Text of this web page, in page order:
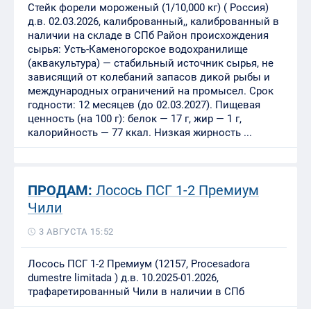
Стейк форели мороженый (1/10,000 кг) ( Россия)
д.в. 02.03.2026, калиброванный,, калиброванный в
наличии на складе в СПб Район происхождения
сырья: Усть‑Каменогорское водохранилище
(аквакультура) — стабильный источник сырья, не
зависящий от колебаний запасов дикой рыбы и
международных ограничений на промысел. Срок
годности: 12 месяцев (до 02.03.2027). Пищевая
ценность (на 100 г): белок — 17 г, жир — 1 г,
калорийность — 77 ккал. Низкая жирность ...
ПРОДАМ: Лосось ПСГ 1-2 Премиум
Чили
3 АВГУСТА 15:52
Лосось ПСГ 1-2 Премиум (12157, Procesadora
dumestre limitada ) д.в. 10.2025-01.2026,
трафаретированный Чили в наличии в СПб